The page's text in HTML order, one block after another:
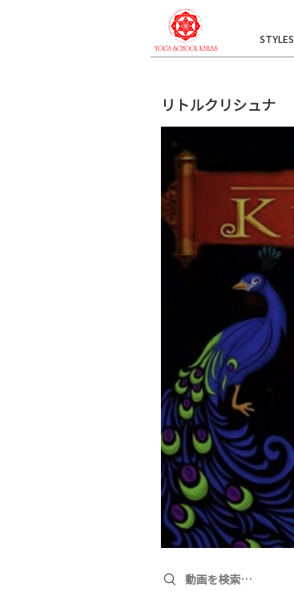
STYLES
リトルクリシュナ
Search videos